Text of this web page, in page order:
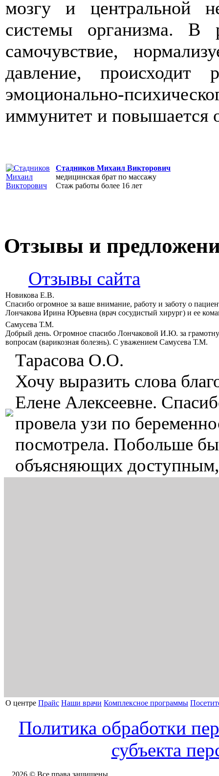
мозгу и центральной
системы организма. В
самочувствие,
давление, происходит
эмоционально-
иммунитет и повышается
Стадников Михаил Викторович
медицинская брат по массажу
Стаж работы более 16 лет
Отзывы и
Отзывы сайта
Новикова Е.В.
Спасибо огромное за ваше внимание, работу и заботу о
Лончакова Ирина Юрьевна (врач сосудистый хирург) и ее
Самусева Т.М.
Добрый день. Огромное спасибо Лончаковой И.Ю. за
вопросам (варикозная болезнь). С уважением Самусева Т.М.
Тарасова О.О.
Хочу выразить слова
Елене Алексеевне.
провела узи по
посмотрела. Побольше
объясняющих
О центре Прайс Наши врачи Комплексное программы
Политика обработки
субъекта